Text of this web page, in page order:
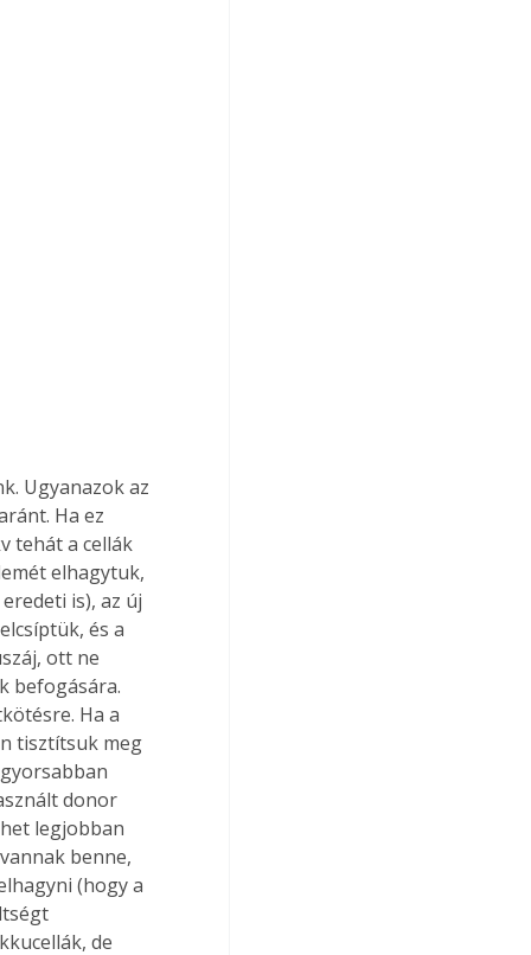
Ha ez
tehát a cellák
elhagytuk,
is), az új
és a
ott ne
befogására.
Ha a
tisztítsuk meg
donor
legjobban
benne,
(hogy a
de